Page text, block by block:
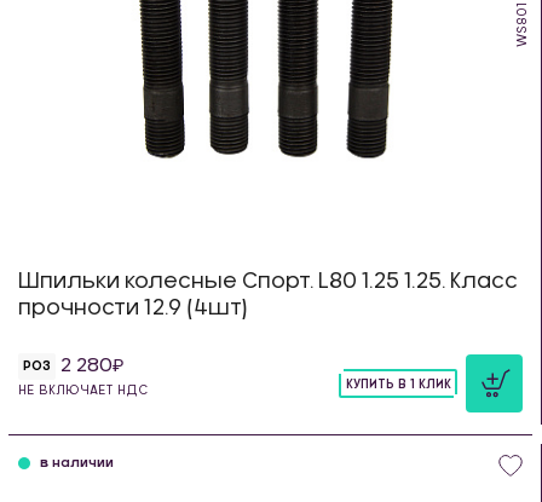
WS801
Шпильки колесные Спорт. L80 1.25 1.25. Класс
прочности 12.9 (4шт)
РОЗ 2 280
НЕ ВКЛЮЧАЕТ НДС
КУПИТЬ В 1 КЛИК
в наличии